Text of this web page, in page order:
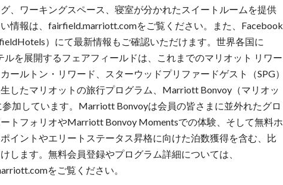
、ワーキングスペース、寝室が分かれたスイートルームを提供
情報は、fairfield.marriott.comをご覧ください。また、Facebook
）にて最新情報もご確認いただけます。世界各国に
ルを展開するフェアフィールドは、これまでのマリオット リワー
ールトン・リワード、スターウッドプリファードゲスト（SPG）
したマリオットの旅行プログラム、Marriott Bonvoy（マリオッ
参加しています。Marriott Bonvoyは会員の皆さまに並外れたグロ
トフォリオやMarriott Bonvoy Momentsでの体験、そして無料ホ
イントやエリートステータス昇格に向けた泊数獲得を含む、比
します。無料会員登録やプログラム詳細については、
をご覧ください。